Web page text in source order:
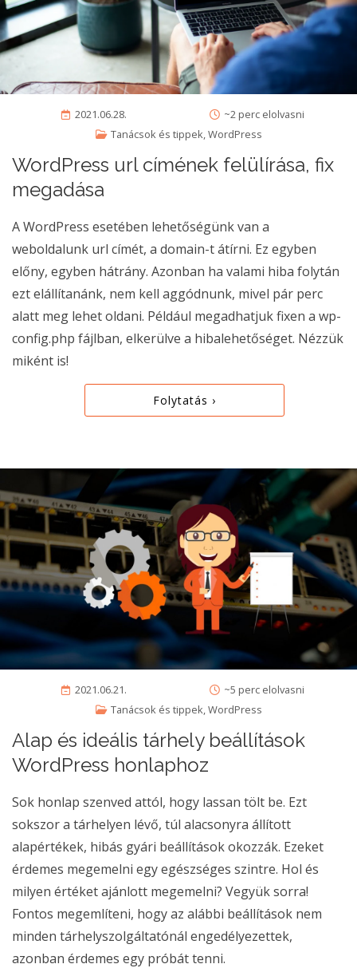
2021.06.28.
~2 perc elolvasni
Tanácsok és tippek,WordPress
WordPress url címének felülírása, fix
megadása
A WordPress esetében lehetőségünk van a
weboldalunk url címét, a domain-t átírni. Ez egyben
előny, egyben hátrány. Azonban ha valami hiba folytán
ezt elállítanánk, nem kell aggódnunk, mivel pár perc
alatt meg lehet oldani. Például megadhatjuk fixen a wp-
config.php fájlban, elkerülve a hibalehetőséget. Nézzük
miként is!
Folytatás ›
2021.06.21.
~5 perc elolvasni
Tanácsok és tippek,WordPress
Alap és ideális tárhely beállítások
WordPress honlaphoz
Sok honlap szenved attól, hogy lassan tölt be. Ezt
sokszor a tárhelyen lévő, túl alacsonyra állított
alapértékek, hibás gyári beállítások okozzák. Ezeket
érdemes megemelni egy egészséges szintre. Hol és
milyen értéket ajánlott megemelni? Vegyük sorra!
Fontos megemlíteni, hogy az alábbi beállítások nem
minden tárhelyszolgáltatónál engedélyezettek,
azonban érdemes egy próbát tenni.